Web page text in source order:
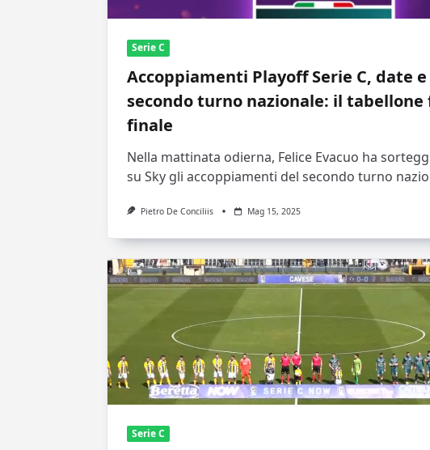
Serie C
Accoppiamenti Playoff Serie C, date
secondo turno nazionale: il tabellone
finale
Nella mattinata odierna, Felice Evacuo ha
su Sky gli accoppiamenti del secondo turno
Pietro De Conciliis Mag 15, 2025
Serie C